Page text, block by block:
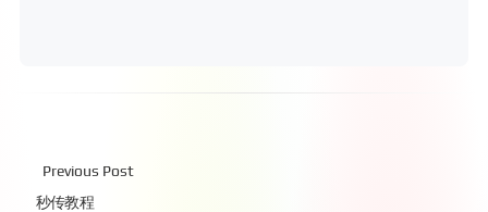
Previous Post
秒传教程